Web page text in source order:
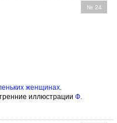
№ 24
женщинах.
иллюстрации Ф.